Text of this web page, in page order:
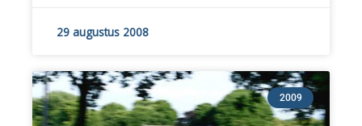
29 augustus 2008
2009